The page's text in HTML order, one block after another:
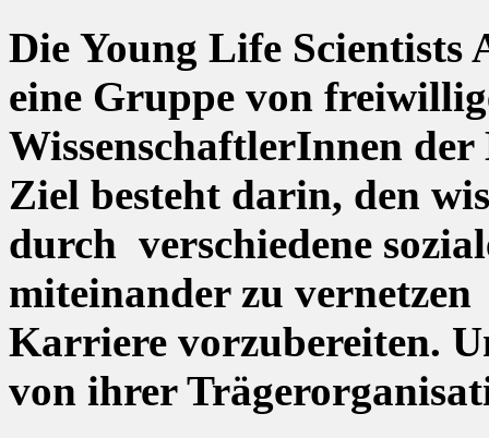
Die Young Life
eine Gruppe von
WissenschaftlerInnen
Ziel besteht darin, den
durch verschiedene
miteinander zu
Karriere vorzubereiten.
von ihrer